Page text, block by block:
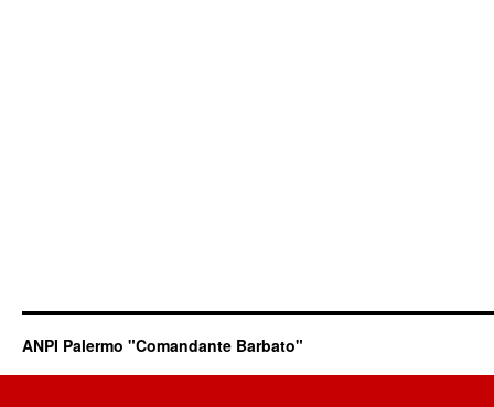
ANPI Palermo "Comandante Barbato"